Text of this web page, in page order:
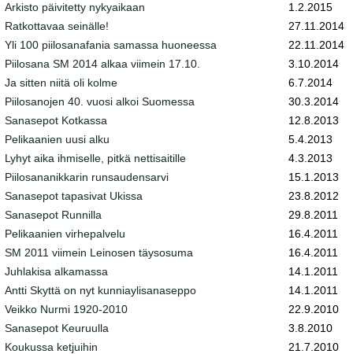
Arkisto päivitetty nykyaikaan
1.2.2015
Ratkottavaa seinälle!
27.11.2014
Yli 100 piilosanafania samassa huoneessa
22.11.2014
Piilosana SM 2014 alkaa viimein 17.10.
3.10.2014
Ja sitten niitä oli kolme
6.7.2014
Piilosanojen 40. vuosi alkoi Suomessa
30.3.2014
Sanasepot Kotkassa
12.8.2013
Pelikaanien uusi alku
5.4.2013
Lyhyt aika ihmiselle, pitkä nettisaitille
4.3.2013
Piilosananikkarin runsaudensarvi
15.1.2013
Sanasepot tapasivat Ukissa
23.8.2012
Sanasepot Runnilla
29.8.2011
Pelikaanien virhepalvelu
16.4.2011
SM 2011 viimein Leinosen täysosuma
16.4.2011
Juhlakisa alkamassa
14.1.2011
Antti Skyttä on nyt kunniaylisanaseppo
14.1.2011
Veikko Nurmi 1920-2010
22.9.2010
Sanasepot Keuruulla
3.8.2010
Koukussa ketjuihin
21.7.2010